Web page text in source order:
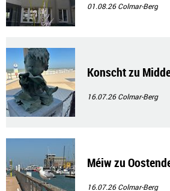
01.08.26Colmar-Berg
Konscht zu
16.07.26Colmar-Berg
Méiw zu
16.07.26Colmar-Berg